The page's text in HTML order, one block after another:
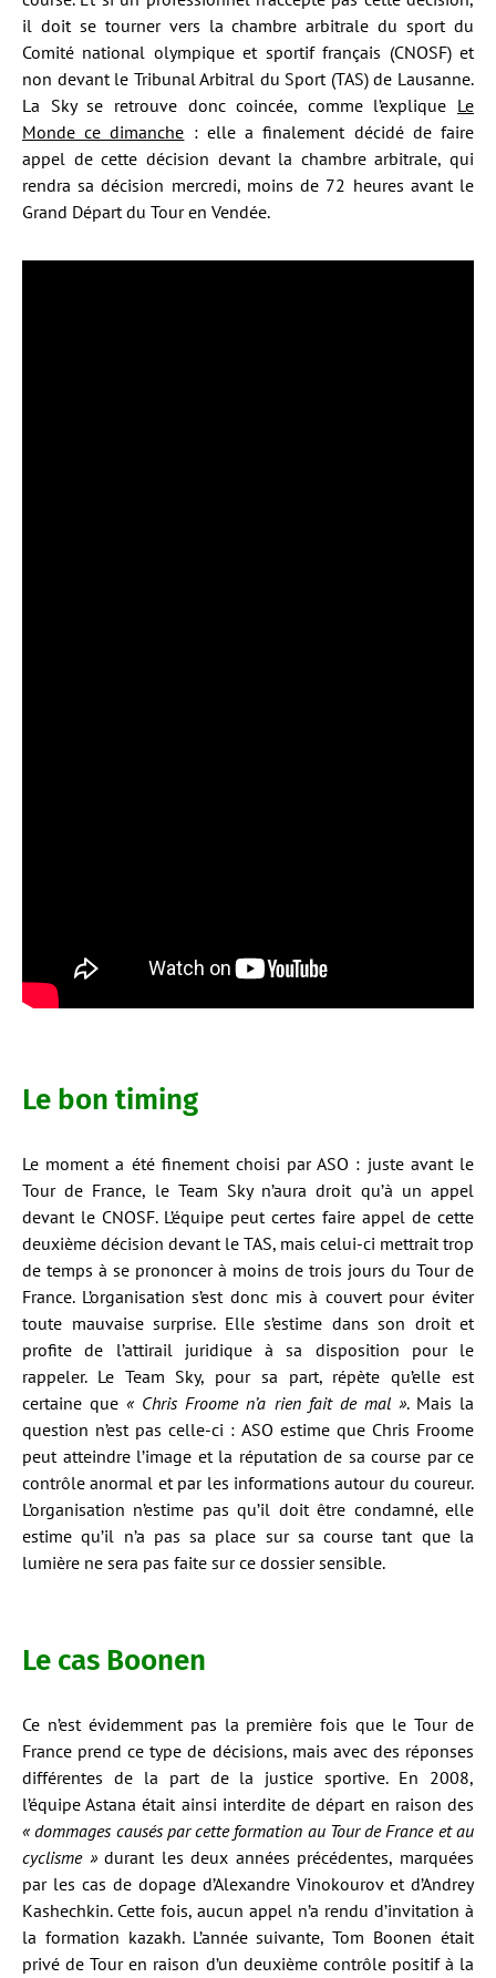
il doit se tourner vers la chambre arbitrale du sport du
Comité national olympique et sportif français (CNOSF) et
non devant le Tribunal Arbitral du Sport (TAS) de Lausanne.
La Sky se retrouve donc coincée, comme l’explique Le
Monde ce dimanche : elle a finalement décidé de faire
appel de cette décision devant la chambre arbitrale, qui
rendra sa décision mercredi, moins de 72 heures avant le
Grand Départ du Tour en Vendée.
Le bon timing
Le moment a été finement choisi par ASO : juste avant le
Tour de France, le Team Sky n’aura droit qu’à un appel
devant le CNOSF. L’équipe peut certes faire appel de cette
deuxième décision devant le TAS, mais celui-ci mettrait trop
de temps à se prononcer à moins de trois jours du Tour de
France. L’organisation s’est donc mis à couvert pour éviter
toute mauvaise surprise. Elle s’estime dans son droit et
profite de l’attirail juridique à sa disposition pour le
rappeler. Le Team Sky, pour sa part, répète qu’elle est
certaine que« Chris Froome n’a rien fait de mal ». Mais la
question n’est pas celle-ci : ASO estime que Chris Froome
peut atteindre l’image et la réputation de sa course par ce
contrôle anormal et par les informations autour du coureur.
L’organisation n’estime pas qu’il doit être condamné, elle
estime qu’il n’a pas sa place sur sa course tant que la
lumière ne sera pas faite sur ce dossier sensible.
Le cas Boonen
Ce n’est évidemment pas la première fois que le Tour de
France prend ce type de décisions, mais avec des réponses
différentes de la part de la justice sportive. En 2008,
l’équipe Astana était ainsi interdite de départ en raison des
« dommages causés par cette formation au Tour de France et au
cyclisme »durant les deux années précédentes, marquées
par les cas de dopage d’Alexandre Vinokourov et d’Andrey
Kashechkin. Cette fois, aucun appel n’a rendu d’invitation à
la formation kazakh. L’année suivante, Tom Boonen était
privé de Tour en raison d’un deuxième contrôle positif à la